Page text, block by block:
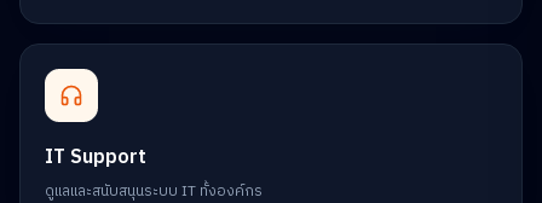
IT Support
ดูแลและสนับสนุนระบบ IT ทั้งองค์กร